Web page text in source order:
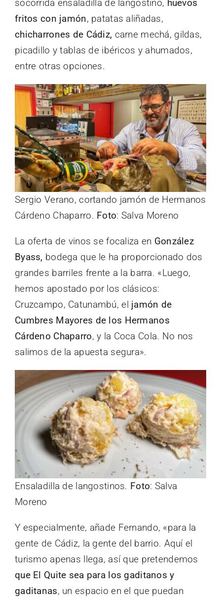
socorrida ensaladilla de langostino, huevos
fritos con jamón, patatas aliñadas,
chicharrones de Cádiz, carne mechá, gildas,
picadillo y tablas de ibéricos y ahumados,
entre otras opciones.
Sergio Verano, cortando jamón de Hermanos
Cárdeno Chaparro. Foto: Salva Moreno
La oferta de vinos se focaliza en González
Byass, bodega que le ha proporcionado dos
grandes barriles frente a la barra. «Luego,
hemos apostado por los clásicos:
Cruzcampo, Catunambú, el jamón de
Cumbres Mayores de los Hermanos
Cárdeno Chaparro, y la Coca Cola. No nos
salimos de la apuesta segura».
Ensaladilla de langostinos. Foto: Salva
Moreno
Y especialmente, añade Fernando, «para la
gente de Cádiz, la gente del barrio. Aquí el
turismo apenas llega, así que pretendemos
que El Quite sea para los gaditanos y
gaditanas, un espacio en el que puedan